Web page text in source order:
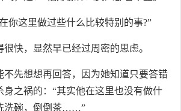
你这里做过些什么比较特别的事?”
快，显然早已经过周密的思虑。
不先想想再回答，因为她知道只要答错
身之祸的：“其实他在这里也没有做什
洗碗，倒倒茶……”